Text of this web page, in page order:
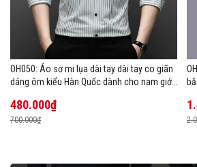
OH050: Áo sơ mi lụa dài tay dài tay co giãn
dáng ôm kiểu Hàn Quốc dành cho nam giới,
480.000₫
700.000₫